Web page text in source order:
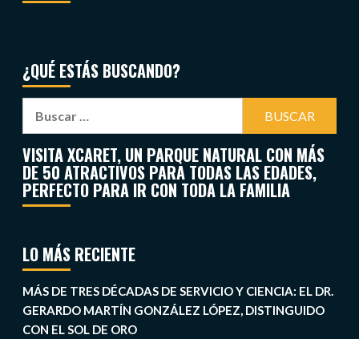
¿QUÉ ESTÁS BUSCANDO?
VISITA XCARET, UN PARQUE NATURAL CON MÁS
DE 50 ATRACTIVOS PARA TODAS LAS EDADES,
PERFECTO PARA IR CON TODA LA FAMILIA
LO MÁS RECIENTE
MÁS DE TRES DÉCADAS DE SERVICIO Y CIENCIA: EL DR.
GERARDO MARTÍN GONZÁLEZ LÓPEZ, DISTINGUIDO
CON EL SOL DE ORO